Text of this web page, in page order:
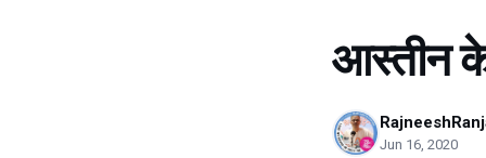
आस्तीन
Jun 16, 2020